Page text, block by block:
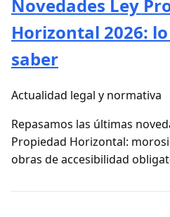
Novedades Ley
Horizontal 2026:
saber
Actualidad legal y normativa
Repasamos las últimas
Propiedad Horizontal:
obras de accesibilidad